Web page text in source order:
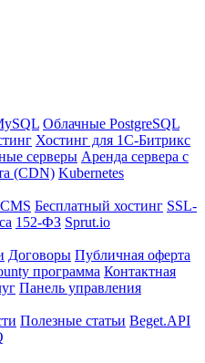
Облачные PostgreSQL
Хостинг для 1C-Битрикс
серверы Аренда сервера с
(CDN) Kubernetes
Бесплатный хостинг SSL-
152-ФЗ Sprut.io
Договоры Публичная оферта
программа Контактная
Панель управления
Полезные статьи Beget.API